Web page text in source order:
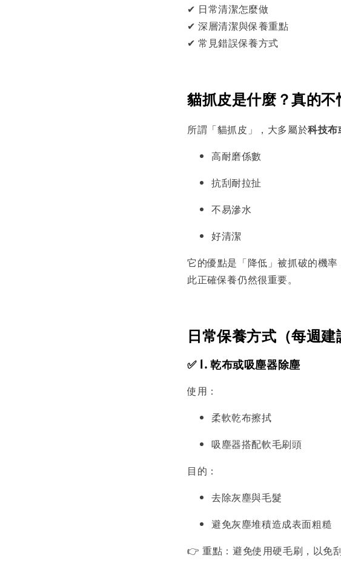
✔ 日常清潔怎麼做
✔ 深層清潔與保養重點
✔ 常見錯誤保養方式
貓抓皮是什麼？真的不
所謂「貓抓皮」，大多屬於科技布
高耐磨係數
抗刮耐拉扯
不易滲水
好清潔
它的優點是「降低」被抓破的機
此正確保養仍然很重要。
日常保養方式（每週建
✅ 1. 乾布或吸塵器除塵
使用：
柔軟乾布擦拭
吸塵器搭配軟毛刷頭
目的：
去除灰塵與毛髮
避免灰塵堆積造成表面粗糙
👉 重點：避免使用硬毛刷，以免刮